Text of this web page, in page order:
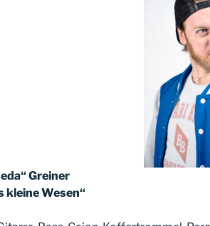
Greiner
kleine Wesen“